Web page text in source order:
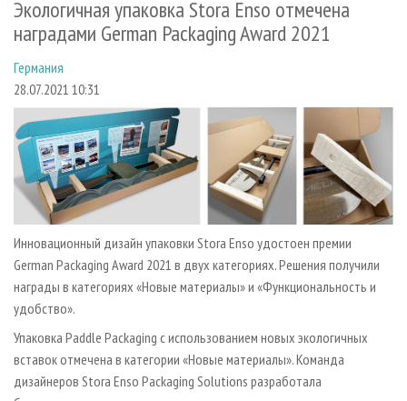
ЛЕСОПИЛЕНИЕ
СУШКА ДРЕВЕСИНЫ
ПРОИЗВОДСТВО ДРЕВЕСНЫХ ПЛИТ
ДЕРЕВЯННОЕ ДОМОСТРОЕНИЕ
ПРОИЗВОДСТВО МЕБЕЛИ
БИОЭНЕРГЕТИКА
ЦБП
ИНСТРУМЕНТ И МАТЕРИАЛЫ
НОВОСТИ ЖУРНАЛА
ПРЕДПРИЯТИЯ ЛПК
ПЕРСОНЫ
МОБИЛЬНЫЕ ВЫСТАВКИ
ОФИЦИАЛЬНЫЕ ДЕЛЕГАЦИИ
ПРИОРИТЕТНЫЕ ИНВЕСТПРОЕКТЫ
RUSSIAN FORESTRY REVIEW
ГАЗЕТА ЛЕСПРОМФОРУМ
БИБЛИОТЕКА СПЕЦИАЛИСТА
АРХИВ ЖУРНАЛОВ
О ЖУРНАЛЕ
КОНТАКТЫ
РЕКЛАМОДАТЕЛЯМ
РЕКЛАМА
РЕКЛАМА НА САЙТЕ
Экологичная упаковка Stora Enso отмечена
наградами German Packaging Award 2021
Германия
28.07.2021 10:31
Инновационный дизайн упаковки Stora Enso удостоен премии
German Packaging Award 2021 в двух категориях. Решения получили
награды в категориях «Новые материалы» и «Функциональность и
удобство».
Упаковка Paddle Packaging с использованием новых экологичных
вставок отмечена в категории «Новые материалы». Команда
дизайнеров Stora Enso Packaging Solutions разработала